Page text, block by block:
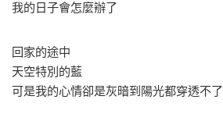
我的日子會怎麼辦了
回家的途中
天空特別的藍
可是我的心情卻是灰暗到陽光都穿透不了